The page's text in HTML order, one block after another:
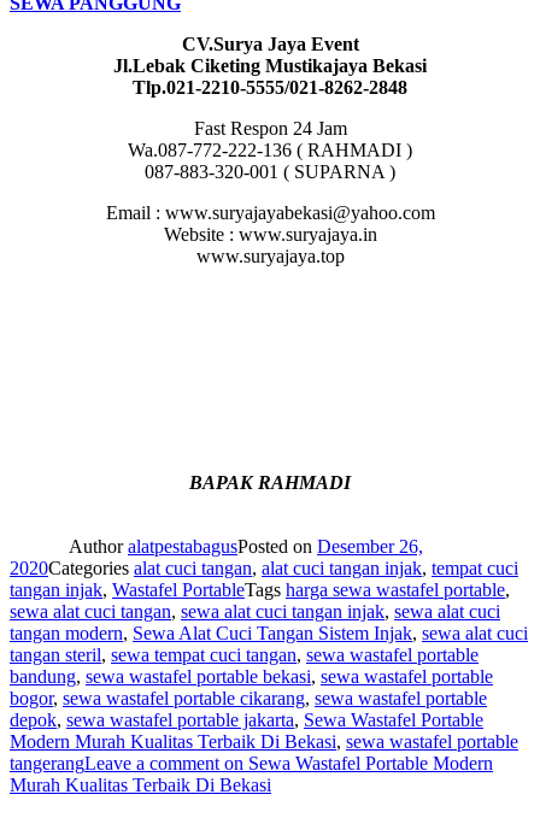
CV.Surya Jaya Event
Jl.Lebak Ciketing Mustikajaya Bekasi
Tlp.021-2210-5555/021-8262-2848
Fast Respon 24 Jam
Wa.087-772-222-136 ( RAHMADI )
087-883-320-001 ( SUPARNA )
Email : www.suryajayabekasi@yahoo.com
Website : www.suryajaya.in
www.suryajaya.top
BAPAK RAHMADI
AuthoralatpestabagusPosted on Desember 26,
2020Categories alat cuci tangan, alat cuci tangan injak, tempat cuci
tangan injak, Wastafel PortableTags harga sewa wastafel portable,
sewa alat cuci tangan, sewa alat cuci tangan injak, sewa alat cuci
tangan modern, Sewa Alat Cuci Tangan Sistem Injak, sewa alat cuci
tangan steril, sewa tempat cuci tangan, sewa wastafel portable
bandung, sewa wastafel portable bekasi, sewa wastafel portable
bogor, sewa wastafel portable cikarang, sewa wastafel portable
depok, sewa wastafel portable jakarta, Sewa Wastafel Portable
Modern Murah Kualitas Terbaik Di Bekasi, sewa wastafel portable
tangerangLeave a comment on Sewa Wastafel Portable Modern
Murah Kualitas Terbaik Di Bekasi